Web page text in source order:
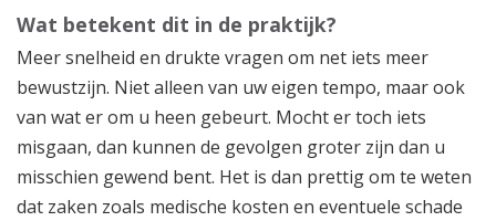
Wat betekent dit in de praktijk?
Meer snelheid en drukte vragen om net iets meer
bewustzijn. Niet alleen van uw eigen tempo, maar ook
van wat er om u heen gebeurt. Mocht er toch iets
misgaan, dan kunnen de gevolgen groter zijn dan u
misschien gewend bent. Het is dan prettig om te weten
dat zaken zoals medische kosten en eventuele schade